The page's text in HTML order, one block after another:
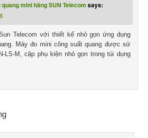
mini hãng SUN Telecom says:
Telecom với thiết kế nhỏ gọn ứng dụng
Máy đo mini công suất quang được sử
LS-M, cặp phụ kiện nhỏ gọn trong túi dụng